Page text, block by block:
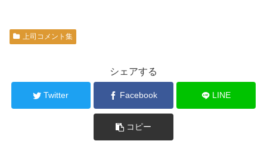
上司コメント集
シェアする
Twitter Facebook LINE
コピー